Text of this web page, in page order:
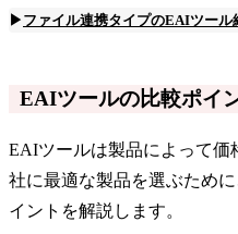
▶ ファイル連携タイプのEAIツール
EAIツールの比較ポイ
EAIツールは製品によって価
社に最適な製品を選ぶため
イントを解説します。